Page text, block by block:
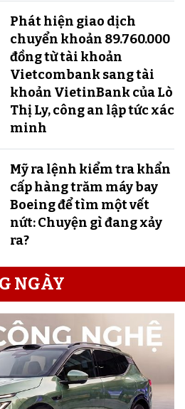
Phát hiện giao dịch
chuyển khoản 89.760.000
đồng từ tài khoản
Vietcombank sang tài
khoản VietinBank của Lò
Thị Ly, công an lập tức xác
minh
Mỹ ra lệnh kiểm tra khẩn
cấp hàng trăm máy bay
Boeing để tìm một vết
nứt: Chuyện gì đang xảy
ra?
NGÀY